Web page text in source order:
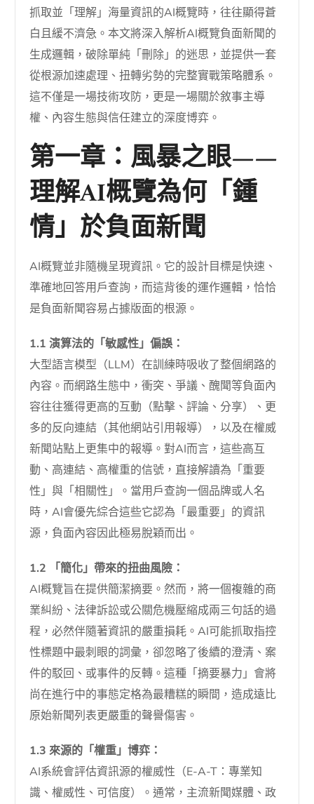
抓取並「理解」海量資訊的AI概覽時，往往顯得蒼
白且緩不濟急。本文將深入解析AI概覽負面新聞的
生成邏輯，破除單純「刪除」的迷思，並提供一套
從根源加速處理、扭轉劣勢的完整實戰策略體系。
這不僅是一場技術攻防，更是一場關於敘事主導
權、內容生態與信任建立的深度博弈。
第一章：風暴之眼——
理解AI概覽為何「鍾
情」於負面新聞
AI概覽並非隨機呈現資訊。它的設計目標是快速、
準確地回答用戶查詢，而這背後的運作邏輯，恰恰
是負面新聞容易占據版面的根源。
1.1 演算法的「敏感性」偏誤：
大型語言模型（LLM）在訓練時吸收了整個網路的
內容。而網路生態中，衝突、爭議、醜聞等負面內
容往往獲得更高的互動（點擊、評論、分享）、更
多的反向連結（其他網站引用報導），以及在權威
新聞站點上更集中的報導。對AI而言，這些高互
動、高連結、高權重的信號，直接解讀為「重要
性」與「相關性」。當用戶查詢一個品牌或人名
時，AI會優先綜合這些它認為「最重要」的資訊
源，負面內容因此極易脫穎而出。
1.2 「簡化」帶來的扭曲風險：
AI概覽旨在提供簡潔摘要。然而，將一個複雜的商
業糾紛、法律訴訟或公關危機壓縮成兩三句話的過
程，必然伴隨著資訊的嚴重損耗。AI可能抓取指控
性標題中最刺眼的詞彙，卻忽略了後續的澄清、案
件的駁回、或事件的反轉。這種「摘要暴力」會將
尚在進行中的事態定格為最糟糕的瞬間，造成遠比
原始新聞列表更嚴重的聲譽傷害。
1.3 來源的「權重」博弈：
AI系統會評估資訊源的權威性（E-A-T：專業知
識、權威性、可信度）。通常，主流新聞媒體、政